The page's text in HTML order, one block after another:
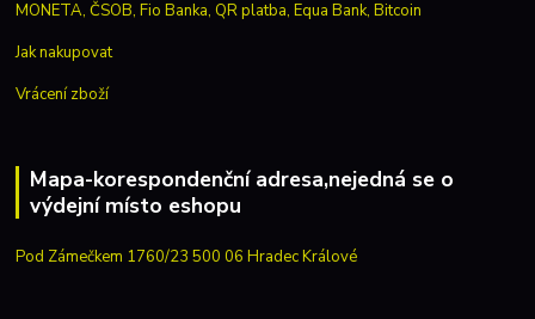
Jak nakupovat
Vrácení zboží
Mapa-korespondenční adresa,nejedná se o
výdejní místo eshopu
Pod Zámečkem 1760/23 500 06 Hradec Králové